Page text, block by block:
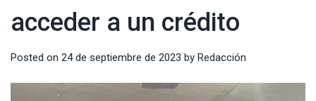
acceder a un crédito
Posted on 24 de septiembre de 2023 by Redacción